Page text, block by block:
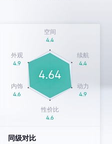
同级对比